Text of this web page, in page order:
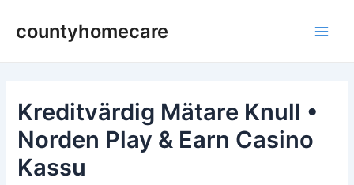
countyhomecare
Kreditvärdig Mätare Knull •
Norden Play & Earn Casino
Kassu